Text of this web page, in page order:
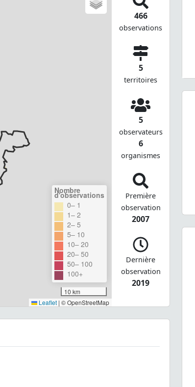
Nombre
d'observations
0– 1
1– 2
2– 5
5– 10
10– 20
20– 50
50– 100
100+
10 km
Leaflet | © OpenStreetMap
466
observations
5
territoires
5
observateurs
6
organismes
Première
observation
2007
Dernière
observation
2019